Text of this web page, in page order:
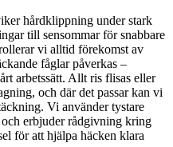
hårdklippning under stark
till sensommar för snabbare
vi alltid förekomst av
fåglar påverkas –
arbetssätt. Allt ris flisas eller
och där det passar kan vi
Vi använder tystare
erbjuder rådgivning kring
för att hjälpa häcken klara